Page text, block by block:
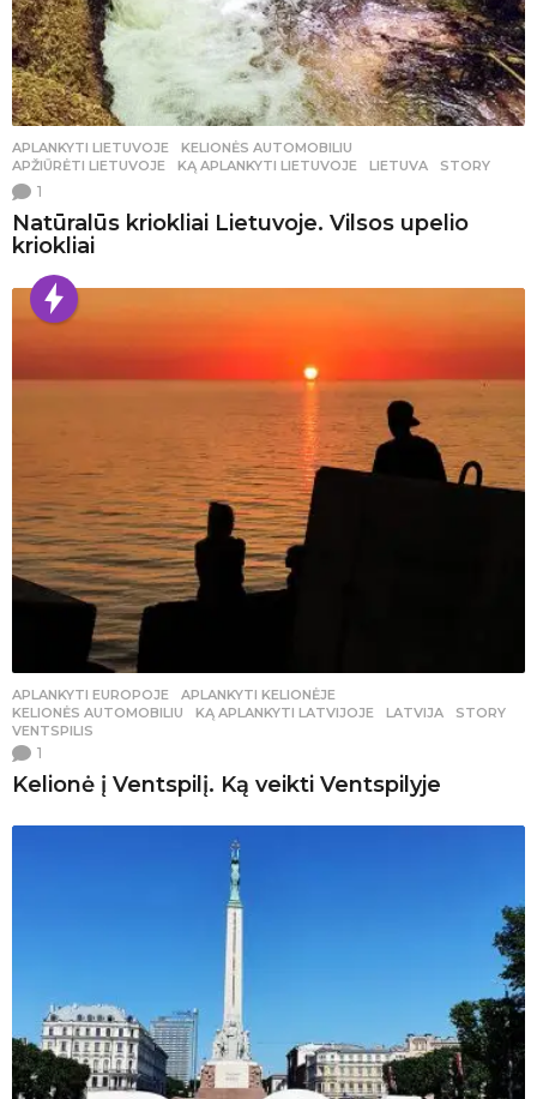
APLANKYTI LIETUVOJE ,KELIONĖS AUTOMOBILIU
APŽIŪRĖTI LIETUVOJE
,KĄ APLANKYTI LIETUVOJE ,LIETUVA ,STORY
1
Natūralūs kriokliai Lietuvoje. Vilsos upelio
kriokliai
APLANKYTI EUROPOJE ,APLANKYTI KELIONĖJE
KELIONĖS AUTOMOBILIU
KĄ APLANKYTI LATVIJOJE ,LATVIJA ,STORY
VENTSPILIS
1
Kelionė į Ventspilį. Ką veikti Ventspilyje